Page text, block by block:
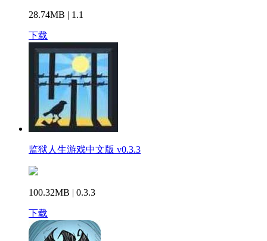
28.74MB | 1.1
下载
监狱人生游戏中文版 v0.3.3
100.32MB | 0.3.3
下载